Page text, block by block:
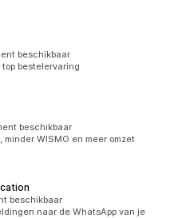
beschikbaar
bestelervaring
beschikbaar
WISMO en meer omzet
beschikbaar
naar de WhatsApp van je